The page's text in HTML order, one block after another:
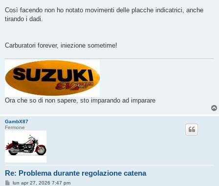
Così facendo non ho notato movimenti delle placche indicatrici, anche
tirando i dadi.
Carburatori forever, iniezione sometime!
Ora che so di non sapere, sto imparando ad imparare
GambX87
Fermone
Re: Problema durante regolazione catena
Mlun apr 27, 2026 7:47 pm